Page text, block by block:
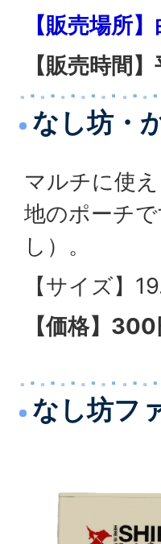
【販売場所
【販売時間
なし坊・
マルチに使
地のポーチ
し）。
【サイズ】
【価格】300
なし坊フ